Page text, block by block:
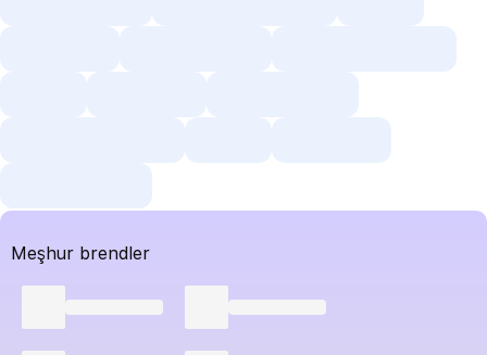
Meşhur brendler